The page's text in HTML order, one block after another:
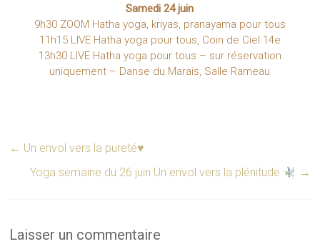
Samedi 24 juin
9h30 ZOOM Hatha yoga, kriyas, pranayama pour tous
11h15 LIVE Hatha yoga pour tous, Coin de Ciel 14e
13h30 LIVE Hatha yoga pour tous – sur réservation
uniquement – Danse du Marais, Salle Rameau
← Un envol vers la pureté♥️
Yoga semaine du 26 juin Un envol vers la plénitude
→
Laisser un commentaire